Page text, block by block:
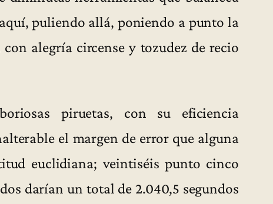
puliendo allá, poniendo a punto la
alegría circense y tozudez de recio
piruetas, con su eficiencia
el margen de error que alguna
euclidiana; veintiséis punto cinco
darían un total de 2.040,5 segundos